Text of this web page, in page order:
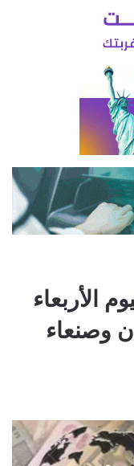
الأربعاء